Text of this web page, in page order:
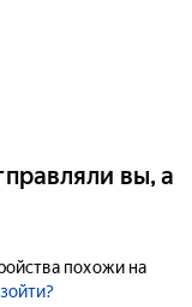
вы, а
похожи на